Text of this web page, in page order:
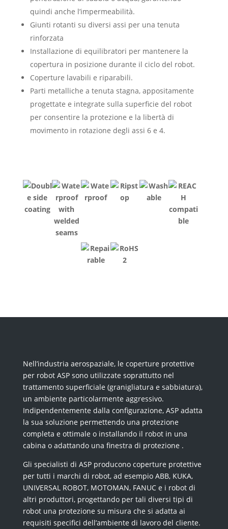
quindi anche l’impermeabilità.
Giunti rotanti su diversi assi per una tenuta
rinforzata
Installazione di equilibratori per mantenere la
copertura in posizione durante il ciclo del robot.
Coperture lavabili e riparabili.
Parti metalliche a tenuta stagna, appositamente
progettate e integrate sulla superficie del robot
per consentire la protezione e la libertà di
movimento in rotazione degli assi 6 e 4.
Nell’industria aerospaziale, le coperture protettive
per robot ASP sono utilizzate soprattutto nel
trattamento superficiale (granigliatura e sabbiatura),
un ambiente particolarmente aggressivo.
Indipendentemente dalla configurazione, ASP adatta
la sua soluzione permettendo una protezione
completa e ottimale o installando il robot in una
cabina o adattando una finestra di protezione .
Gli specialisti di ASP producono coperture protettive
per tutti i marchi di robot, ad esempio ABB, KUKA,
UNIVERSAL ROBOT, MOTOMAN, FANUC e i robot di
altri produttori, progettando per tali diversi tipi di
robot una protezione su misura che si adatta ai
requisiti specifici dell’ambiente di lavoro del cliente.